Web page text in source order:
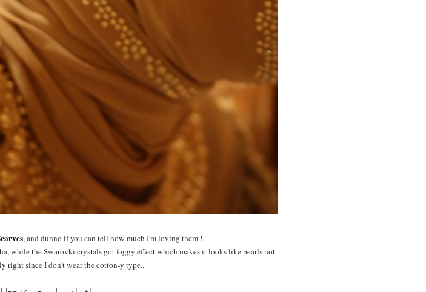
, and dunno if you can tell how much I'm loving them !
while the Swarovki crystals got foggy effect which makes it looks like pearls not
right since I don't wear the cotton-y type..